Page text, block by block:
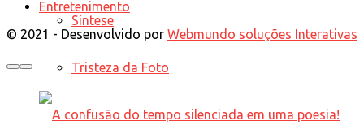
Síntese
Tristeza da Foto
Entretenimento
© 2021 - Desenvolvido por Webmundo soluções Interativas